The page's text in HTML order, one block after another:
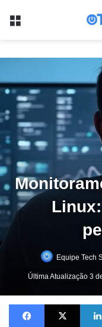
Menu
Equipe Tech
Última Atualização 3
Facebook X